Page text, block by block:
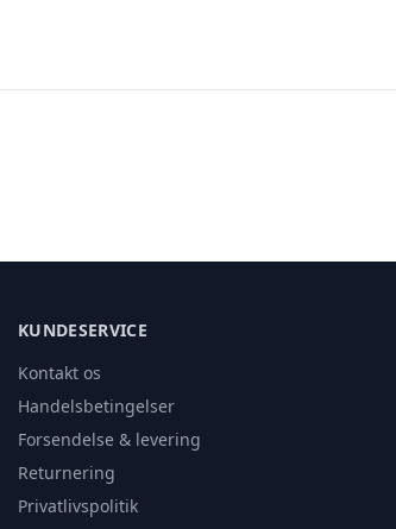
KUNDESERVICE
Kontakt os
Handelsbetingelser
Forsendelse & levering
Returnering
Privatlivspolitik